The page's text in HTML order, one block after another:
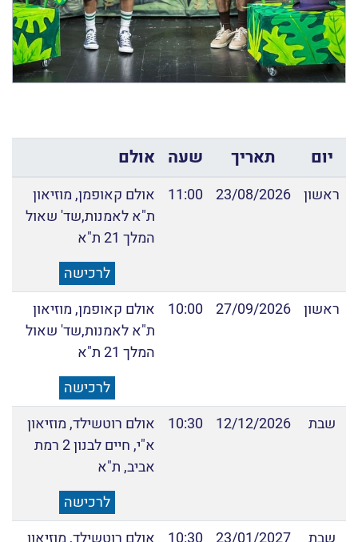
יום תאריך שעה אולם
ראשון 23/08/2026
11:00
אולם קאופמן, מוזיאון
ת"א לאמנות,שד' שאול
המלך 21 ת"א
לרכישה
ראשון 27/09/2026
10:00
אולם קאופמן, מוזיאון
ת"א לאמנות,שד' שאול
המלך 21 ת"א
לרכישה
שבת
12/12/2026
10:30
אולם רוטשילד, מוזיאון
א"י, חיים לבנון 2 רמת
אביב, ת"א
לרכישה